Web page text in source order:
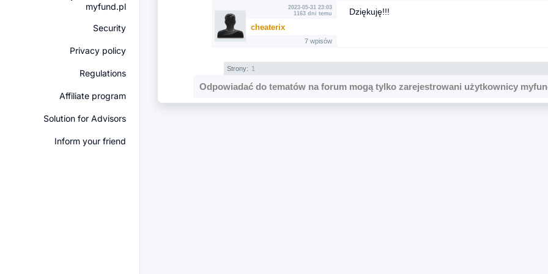
myfund.pl
Security
Privacy policy
Regulations
Affiliate program
Solution for Advisors
Inform your friend
2023-05-31 23:03
1163 dni temu
cheaterix
7 wpisów
Dziękuję!!!
Strony: 1
Odpowiadać do tematów na forum mogą tylko zarejestrowani użytkownicy